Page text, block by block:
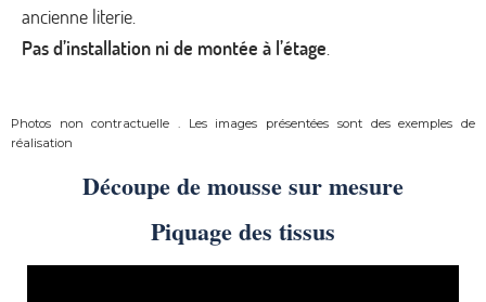
ancienne literie.
Pas d’installation ni de montée à l’étage.
Photos non contractuelle . Les images présentées sont des exemples de
réalisation
Découpe de mousse sur mesure
Piquage des tissus